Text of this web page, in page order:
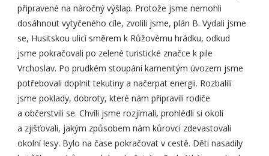
připravené na náročný výšlap. Protože jsme nemohli
dosáhnout vytyčeného cíle, zvolili jsme, plán B. Vydali jsme
se, Husitskou ulicí směrem k Růžovému hrádku, odkud
jsme pokračovali po zelené turistické značce k pile
Vrchoslav. Po prudkém stoupání kamenitým úvozem jsme
potřebovali doplnit tekutiny a načerpat energii. Rozbalili
jsme poklady, dobroty, které nám připravili rodiče
a občerstvili se. Chvíli jsme rozjímali, prohlédli si okolí
a zjišťovali, jakým způsobem nám kůrovci zdevastovali
okolní lesy. Bylo na čase pokračovat v cestě. Děti nasadily